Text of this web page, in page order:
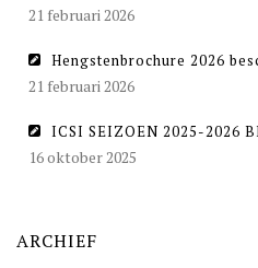
21 februari 2026
Hengstenbrochure 2026
21 februari 2026
ICSI SEIZOEN 2025-2026
16 oktober 2025
ARCHIEF